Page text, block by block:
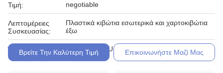
Τιμή: negotiable
Λεπτομέρειες
Συσκευασίας:
Πλαστικά κιβώτια εσωτερικά και χαρτοκιβώτια
έξω
Όροι Πληρωμής: T/T, Western Union
Βρείτε Την Καλύτερη Τιμή Επικοινωνήστε Μαζί Μας